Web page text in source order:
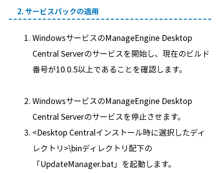
2. サービスパックの適用
WindowsサービスのManageEngine Desktop
Central Serverのサービスを開始し、現在のビルド
番号が10.0.5以上であることを確認します。
WindowsサービスのManageEngine Desktop
Central Serverのサービスを停止させます。
<Desktop Centralインストール時に選択したディ
レクトリ>\binディレクトリ配下の
「UpdateManager.bat」を起動します。